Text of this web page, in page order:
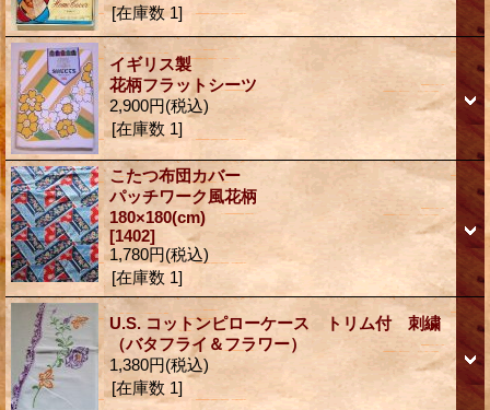
[在庫数 1]
イギリス製
花柄フラットシーツ
2,900円(税込)
[在庫数 1]
こたつ布団カバー
パッチワーク風花柄
180×180(cm)
[1402]
1,780円(税込)
[在庫数 1]
U.S. コットンピローケース トリム付 刺繍
（バタフライ＆フラワー）
1,380円(税込)
[在庫数 1]